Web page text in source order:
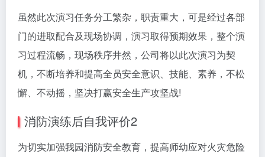
虽然此次演习任务分工繁杂，职责重大，可是经过各部
门的进取配合及现场协调，演习取得预期效果，整个演
习过程流畅，现场秩序井然，公司将以此次演习为契
机，不断培养和提高全员安全意识、技能、素养，不松
懈、不动摇，坚决打赢安全生产攻坚战!
消防演练后自我评价2
为切实加强我园消防安全教育，提高师幼应对火灾危险